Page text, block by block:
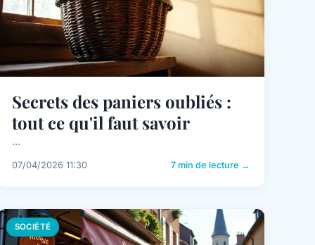
Secrets des paniers oubliés :
tout ce qu'il faut savoir
...
07/04/2026 11:30 7 min de lecture →
SOCIÉTÉ